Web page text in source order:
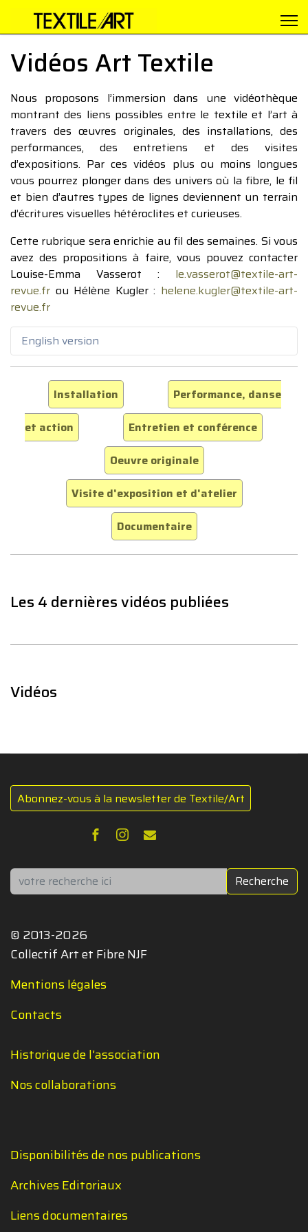
Vidéos Art Textile
Nous proposons l’immersion dans une vidéothèque
montrant des liens possibles entre le textile et l’art à
travers des œuvres originales, des installations, des
performances, des entretiens et des visites
d’expositions. Par ces vidéos plus ou moins longues
vous pourrez plonger dans des univers où la fibre, le fil
et bien d’autres types de lignes deviennent un terrain
d’écritures visuelles hétéroclites et curieuses.
Cette rubrique sera enrichie au fil des semaines. Si vous
avez des propositions à faire, vous pouvez contacter
Louise-Emma Vasserot : le.vasserot@textile-art-
revue.fr ou Hélène Kugler : helene.kugler@textile-art-
revue.fr
English version
Installation
Performance, danse
et action
Entretien et conférence
Oeuvre originale
Visite d'exposition et d'atelier
Documentaire
Les 4 dernières vidéos publiées
Vidéos
Abonnez-vous à la newsletter de Textile/Art
Rechercher Recherche
© 2013-2026
Collectif Art et Fibre NJF
Mentions légales
Contacts
Historique de l'association
Nos collaborations
Disponibilités de nos publications
Archives Editoriaux
Liens documentaires